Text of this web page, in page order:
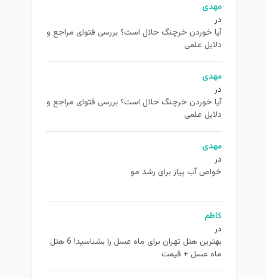
مهدی
در
آیا خوردن خرچنگ حلال است؟ بررسی فتوای مراجع و
دلایل علمی
مهدی
در
آیا خوردن خرچنگ حلال است؟ بررسی فتوای مراجع و
دلایل علمی
مهدی
در
خواص آب پیاز برای رشد مو
کاظم
در
بهترین هتل تهران برای ماه عسل را بشناسید! 6 هتل
ماه عسل + قیمت